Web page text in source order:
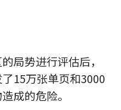
局势进行评估后，
15万张单页和3000
成的危险。